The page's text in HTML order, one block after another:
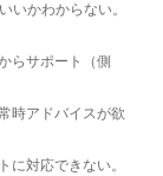
いかわからない。
らサポート（側
時アドバイスが欲
に対応できない。